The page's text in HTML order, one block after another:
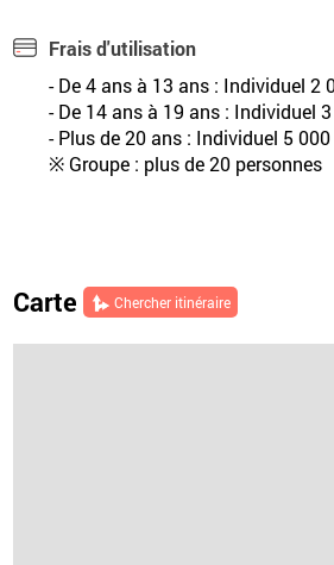
Frais d'utilisation
- De 4 ans à 13 ans : Individuel 2
- De 14 ans à 19 ans : Individuel
- Plus de 20 ans : Individuel 5
※ Groupe : plus de 20 personnes
Carte Chercher itinéraire